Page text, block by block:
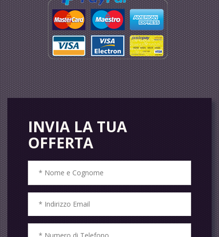
INVIA LA TUA
OFFERTA